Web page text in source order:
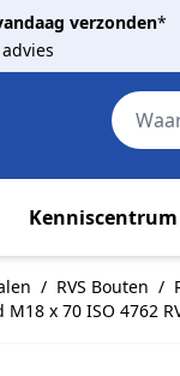
verzonden*
advies
Kenniscentrum
/ RVS Bouten /
x 70 ISO 4762